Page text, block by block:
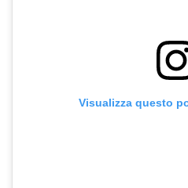
Visualizza questo